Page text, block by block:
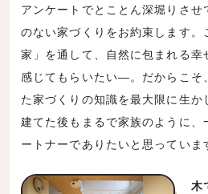
アンケートでとことん深堀りさ
のない家づくりをお約束します
家」を通して、自然に包まれる幸
感じてもらいたい―。だからこそ
た家づくりの知識を最大限に生か
建てた後もまるで家族のように
ートナーでありたいと思っていま
木